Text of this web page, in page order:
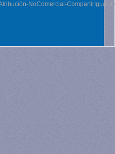
NoComercial-CompartirIgual